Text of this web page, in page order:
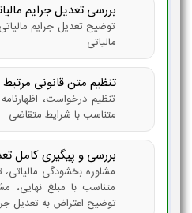
بررسی تعدیل جرایم
توضیح تعدیل جرایم
مالیاتی
تنظیم متن قانونی مرتبط
تنظیم درخواست،
متناسب با شرایط متقاضی
بررسی و پیگیری کامل
مشاوره بخشودگی
متناسب با مبلغ نهایی،
توضیح اعتراض به تعدیل